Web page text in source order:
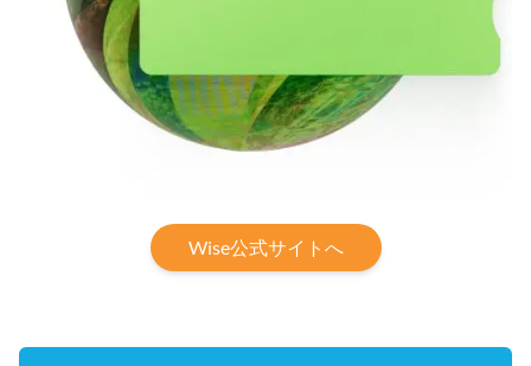
Wise公式サイトへ